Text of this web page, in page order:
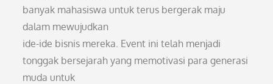
banyak mahasiswa untuk terus bergerak maju
dalam mewujudkan
ide-ide bisnis mereka. Event ini telah menjadi
tonggak bersejarah yang memotivasi para generasi
muda untuk